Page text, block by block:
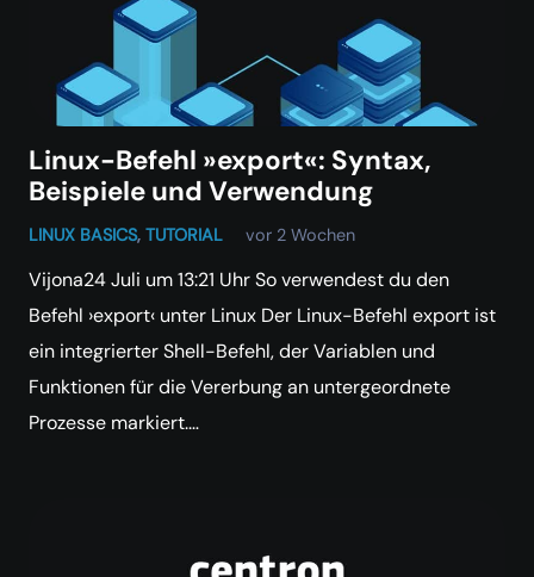
Linux-Befehl »export«: Syntax,
Beispiele und Verwendung
LINUX BASICS, TUTORIAL vor 2 Wochen
Vijona24 Juli um 13:21 Uhr So verwendest du den
Befehl ›export‹ unter Linux Der Linux-Befehl export ist
ein integrierter Shell-Befehl, der Variablen und
Funktionen für die Vererbung an untergeordnete
Prozesse markiert.…